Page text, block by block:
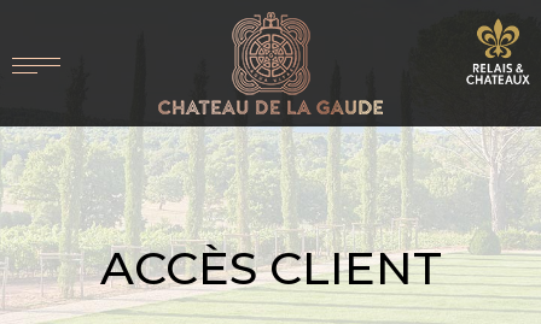
ACCÈS CLIENT